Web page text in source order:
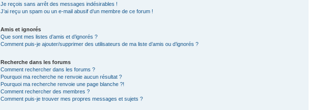
Je reçois sans arrêt des messages indésirables !
J’ai reçu un spam ou un e-mail abusif d’un membre de ce forum !
Amis et ignorés
Que sont mes listes d’amis et d’ignorés ?
Comment puis-je ajouter/supprimer des utilisateurs de ma liste d’amis ou d’ignorés ?
Recherche dans les forums
Comment rechercher dans les forums ?
Pourquoi ma recherche ne renvoie aucun résultat ?
Pourquoi ma recherche renvoie une page blanche ?!
Comment rechercher des membres ?
Comment puis-je trouver mes propres messages et sujets ?